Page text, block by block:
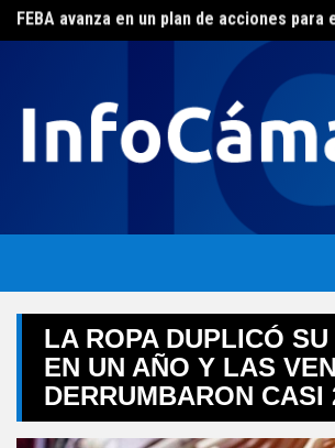
Skip
to
El ERAS continúa con el beneficio de la
LA ROPA DUPLICÓ
EN UN AÑO Y LAS
DERRUMBARON CASI